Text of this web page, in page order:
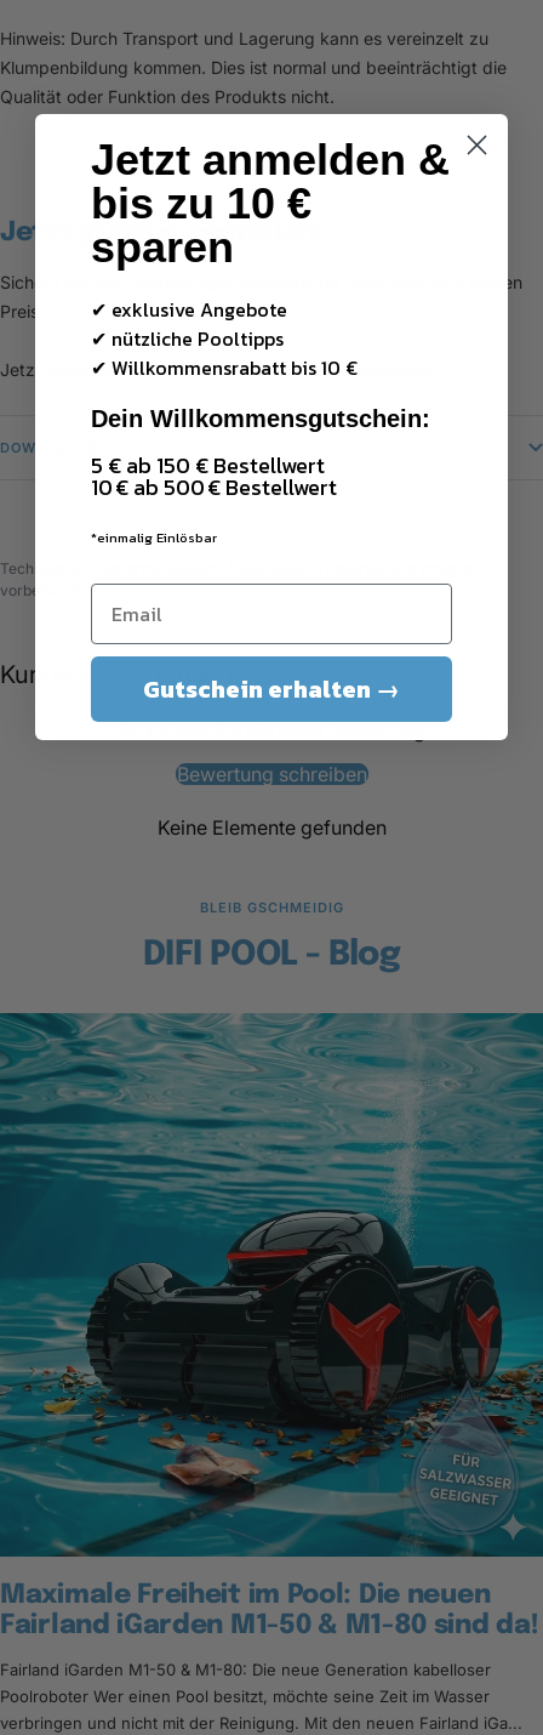
Hinweis: Durch Transport und Lagerung kann es vereinzelt zu
Klumpenbildung kommen. Dies ist normal und beeinträchtigt die
Qualität oder Funktion des Produkts nicht.
Jetzt günstig bestellen!
Sichern Sie sich hochwertiges Meersalz für Ihren Pool zum besten
Preis.
Jetzt online kaufen und kristallklares Wasser genießen!
DOWNLOADS
Technische Daten ohne Gewähr. Änderungen, Tippfehler und Irrtümer
vorbehalten.
Kundenbewertungen
Bewertung schreiben
Keine Elemente gefunden
BLEIB GSCHMEIDIG
DIFI POOL - Blog
Maximale Freiheit im Pool: Die neuen
Fairland iGarden M1-50 & M1-80 sind da!
Fairland iGarden M1-50 & M1-80: Die neue Generation kabelloser
Poolroboter Wer einen Pool besitzt, möchte seine Zeit im Wasser
verbringen und nicht mit der Reinigung. Mit den neuen Fairland iGa...
Jetzt anmelden &
bis zu 10 €
sparen
✔ exklusive Angebote
✔ nützliche Pooltipps
✔ Willkommensrabatt bis 10 €
Dein Willkommensgutschein:
5 € ab 150 € Bestellwert
10 € ab 500 € Bestellwert
*einmalig Einlösbar
Gutschein erhalten →